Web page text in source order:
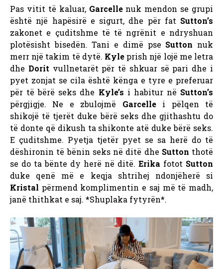
Pas vitit të kaluar, Garcellenuk mendon se grupi
është një hapësirë ​​e sigurt, dhe për fat Sutton’s
zakonet e çuditshme të të ngrënit e ndryshuan
plotësisht bisedën. Tani e dimë pse Sutton nuk
merr një takim të dytë. Kyle prish një lojë me letra
dhe Dorit vullnetarët për të shkuar së pari dhe i
pyet zonjat se cila është kënga e tyre e preferuar
për të bërë seks dhe Kyle’s i habitur në Sutton’s
përgjigje. Ne e zbulojmë Garcellei pëlqen të
shikojë të tjerët duke bërë seks dhe gjithashtu do
të donte që dikush ta shikonte atë duke bërë seks.
E çuditshme. Pyetja tjetër pyet se sa herë do të
dëshironin të bënin seks në ditë dhe Sutton thotë
se do ta bënte dy herë në ditë. Erika fotot Sutton
duke qenë më e keqja shtrihej ndonjëherë si
Kristal përmend komplimentin e saj më të madh,
janë thithkat e saj. *Shuplaka fytyrën*.